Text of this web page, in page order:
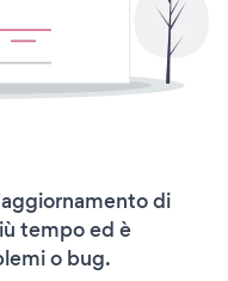
di
tempo ed è
o bug.